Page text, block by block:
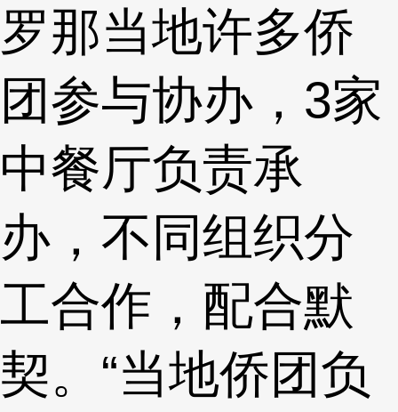
罗那当地许多侨
团参与协办，3家
中餐厅负责承
办，不同组织分
工合作，配合默
契。“当地侨团负